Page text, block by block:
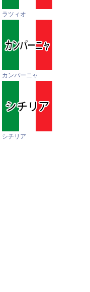
ラツィオ
カンパーニャ
シチリア